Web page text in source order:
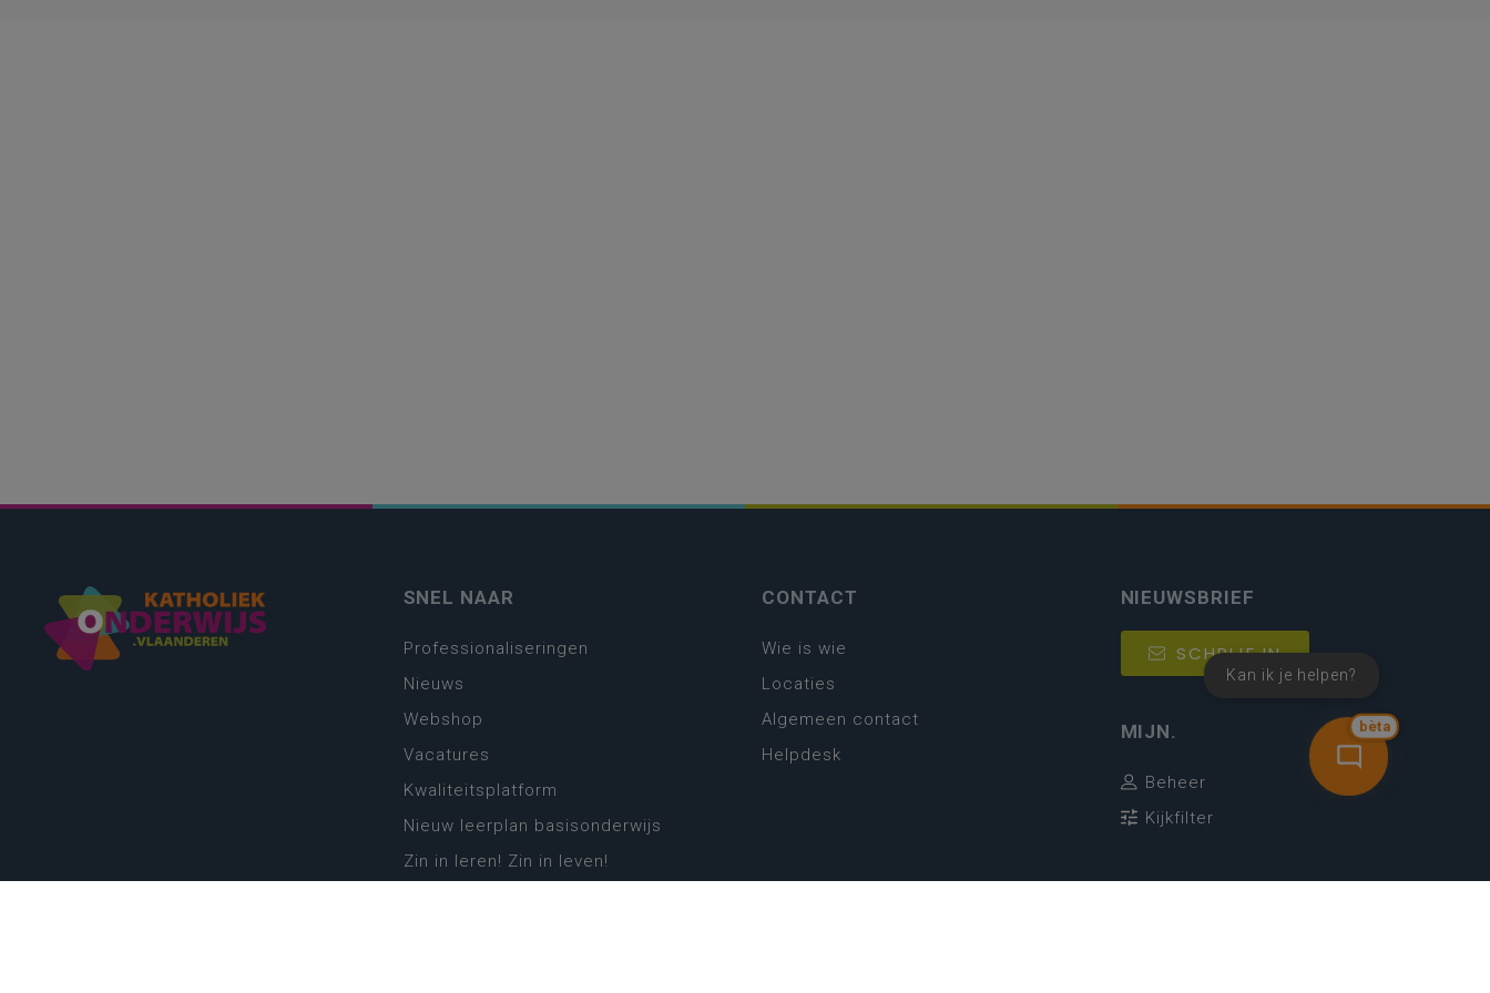
bèta
Kan ik je helpen?
SNEL NAAR
Professionaliseringen
Nieuws
Webshop
Vacatures
Kwaliteitsplatform
Nieuw leerplan basisonderwijs
Zin in leren! Zin in leven!
CONTACT
Wie is wie
Locaties
Algemeen contact
Helpdesk
NIEUWSBRIEF
SCHRIJF IN
MIJN.
Beheer
Kijkfilter